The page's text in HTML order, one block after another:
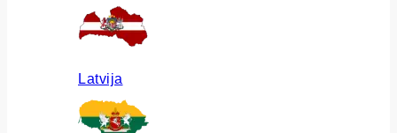
Latvija